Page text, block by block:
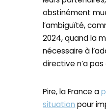
obstinément
l’ambiguïté,
2024, quand la
nécessaire à
directive n’a
Pire, la France a
situation pour